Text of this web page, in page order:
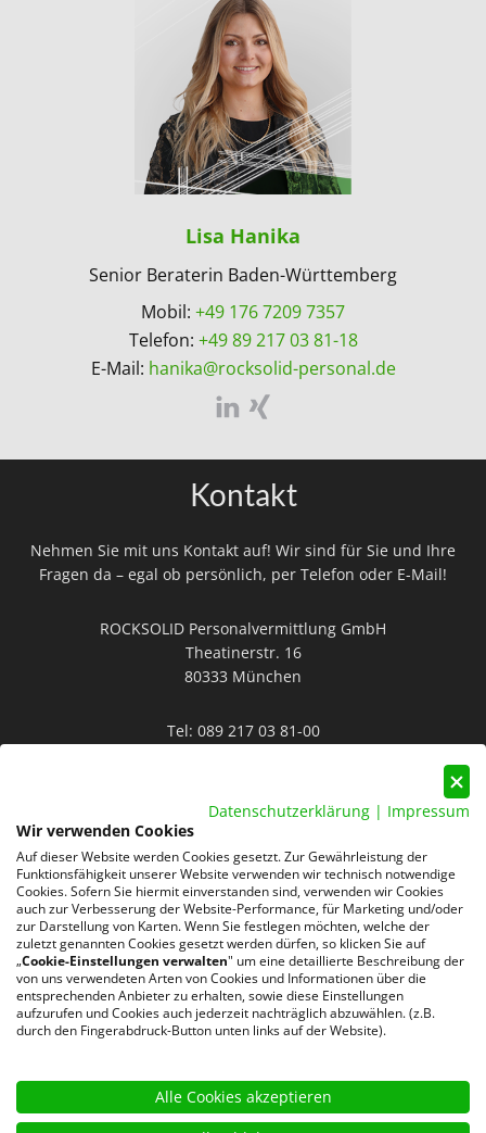
Lisa Hanika
Senior Beraterin Baden-Württemberg
Mobil: +49 176 7209 7357
Telefon: +49 89 217 03 81-18
E-Mail: hanika@rocksolid-personal.de
Kontakt
Nehmen Sie mit uns Kontakt auf! Wir sind für Sie und Ihre
Fragen da – egal ob persönlich, per Telefon oder E-Mail!
ROCKSOLID Personalvermittlung GmbH
Theatinerstr. 16
80333 München
Tel: 089 217 03 81-00
Datenschutz AGB Impressum
220 Google-Rezensionen
★★★★ ★
4,8 von 5 Sternen
Datenschutzerklärung | Impressum
Wir verwenden Cookies
Auf dieser Website werden Cookies gesetzt. Zur Gewährleistung der
Funktionsfähigkeit unserer Website verwenden wir technisch notwendige
Cookies. Sofern Sie hiermit einverstanden sind, verwenden wir Cookies
auch zur Verbesserung der Website-Performance, für Marketing und/oder
zur Darstellung von Karten. Wenn Sie festlegen möchten, welche der
zuletzt genannten Cookies gesetzt werden dürfen, so klicken Sie auf
„Cookie-Einstellungen verwalten" um eine detaillierte Beschreibung der
von uns verwendeten Arten von Cookies und Informationen über die
entsprechenden Anbieter zu erhalten, sowie diese Einstellungen
aufzurufen und Cookies auch jederzeit nachträglich abzuwählen. (z.B.
durch den Fingerabdruck-Button unten links auf der Website).
Alle Cookies akzeptieren